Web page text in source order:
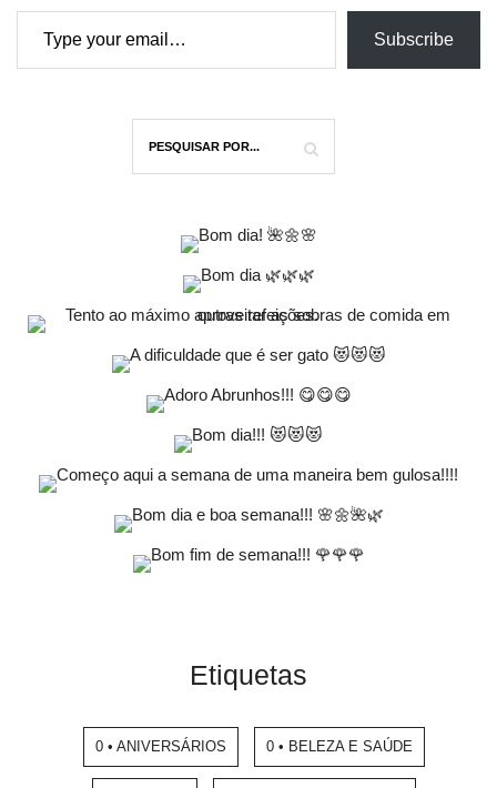
Type your email…
Subscribe
Etiquetas
0 • ANIVERSÁRIOS 0 • BELEZA E SAÚDE